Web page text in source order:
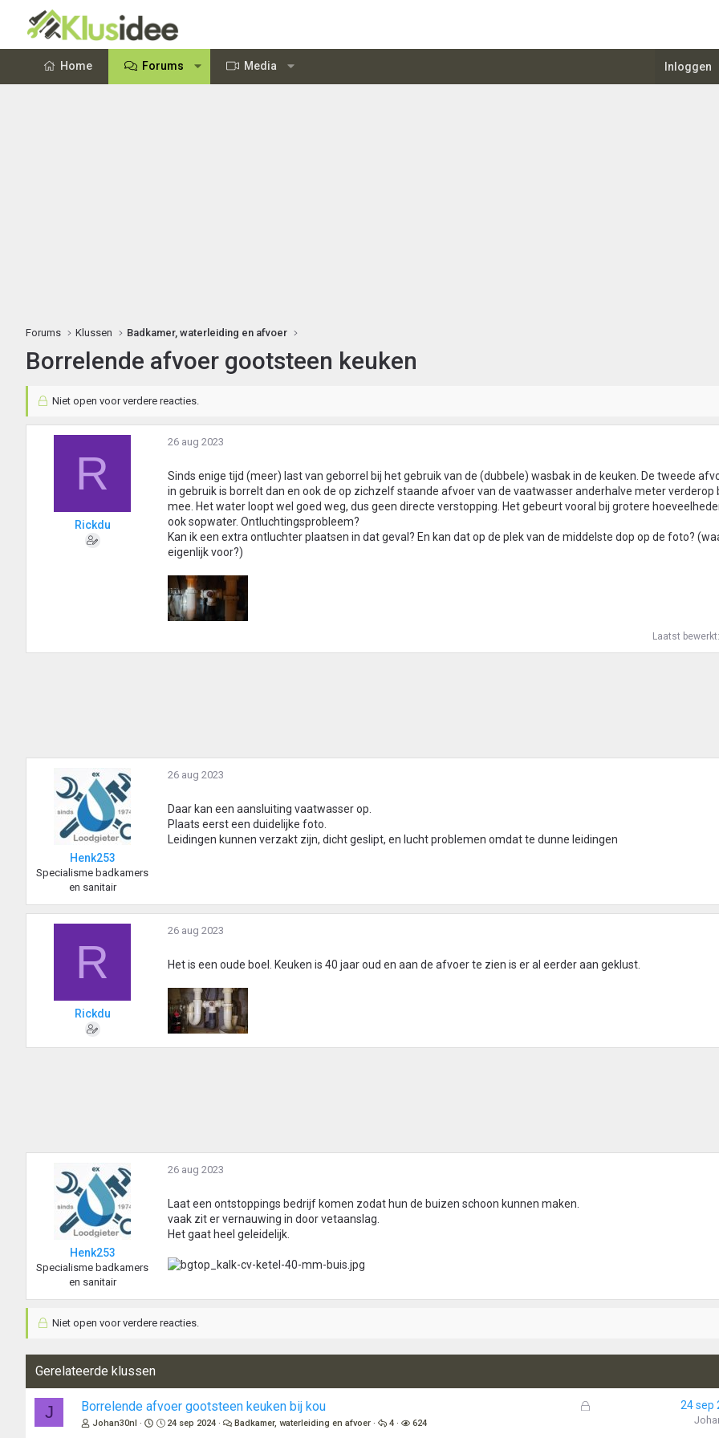
Home Forums Media Inloggen
Forums Klussen Badkamer, waterleiding en afvoer
Borrelende afvoer gootsteen keuken
Niet open voor verdere reacties.
R
Rickdu
26 aug 2023
Sinds enige tijd (meer) last van geborrel bij het gebruik van de (dubbele) wasbak in de keuken. De tweede
in gebruik is borrelt dan en ook de op zichzelf staande afvoer van de vaatwasser anderhalve meter verderop
mee. Het water loopt wel goed weg, dus geen directe verstopping. Het gebeurt vooral bij grotere
ook sopwater. Ontluchtingsprobleem?
Kan ik een extra ontluchter plaatsen in dat geval? En kan dat op de plek van de middelste dop op de foto?
eigenlijk voor?)
Laatst bewerkt:
Henk253
Specialisme badkamers
en sanitair
26 aug 2023
Daar kan een aansluiting vaatwasser op.
Plaats eerst een duidelijke foto.
Leidingen kunnen verzakt zijn, dicht geslipt, en lucht problemen omdat te dunne leidingen
R
Rickdu
26 aug 2023
Het is een oude boel. Keuken is 40 jaar oud en aan de afvoer te zien is er al eerder aan geklust.
Henk253
Specialisme badkamers
en sanitair
26 aug 2023
Laat een ontstoppings bedrijf komen zodat hun de buizen schoon kunnen maken.
vaak zit er vernauwing in door vetaanslag.
Het gaat heel geleidelijk.
Niet open voor verdere reacties.
Gerelateerde klussen
J
G
Borrelende afvoer gootsteen keuken bij kou
Johan30nl 24 sep 2024 Badkamer, waterleiding en afvoer 4 624
24 sep